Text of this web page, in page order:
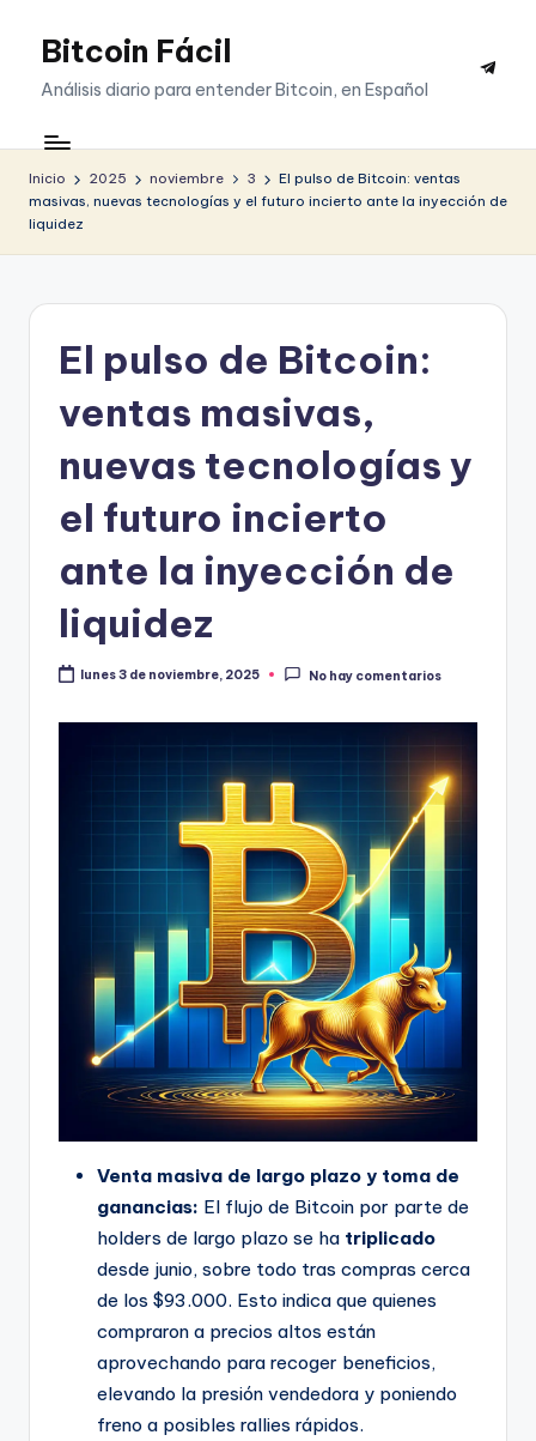
SaltarBitcoin Fácil
Análisis diario para entender Bitcoin, en Español
Inicio 2025 noviembre 3
El pulso de Bitcoin: ventas
masivas, nuevas tecnologías y el futuro incierto ante la inyección de
liquidez
El pulso de Bitcoin:
ventas masivas,
nuevas tecnologías y
el futuro incierto
ante la inyección de
liquidez
lunes 3 de noviembre, 2025 No hay comentarios
Venta masiva de largo plazo y toma de
ganancias: El flujo de Bitcoin por parte de
holders de largo plazo se ha triplicado
desde junio, sobre todo tras compras cerca
de los $93.000. Esto indica que quienes
compraron a precios altos están
aprovechando para recoger beneficios,
elevando la presión vendedora y poniendo
freno a posibles rallies rápidos.